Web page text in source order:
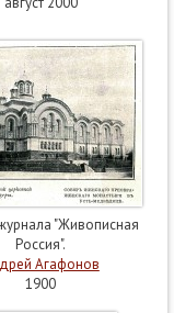
"Живописная
Россия".
Агафонов
1900